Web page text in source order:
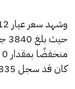
كان قد سجل 3835 جنيهًا للبيع و 3805 جنيهًا للشراء.